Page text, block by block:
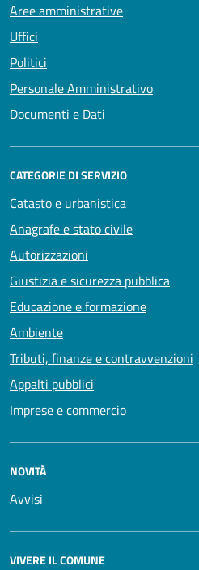
Aree amministrative
Uffici
Politici
Personale Amministrativo
Documenti e Dati
CATEGORIE DI SERVIZIO
Catasto e urbanistica
Anagrafe e stato civile
Autorizzazioni
Giustizia e sicurezza pubblica
Educazione e formazione
Ambiente
Tributi, finanze e contravvenzioni
Appalti pubblici
Imprese e commercio
NOVITÀ
Avvisi
VIVERE IL COMUNE